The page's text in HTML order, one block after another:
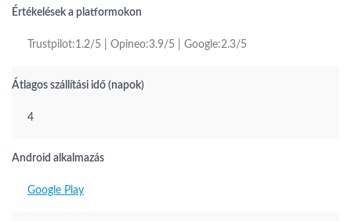
Értékelések a platformokon
Trustpilot:1.2/5 | Opineo:3.9/5 | Google:2.3/5
Átlagos szállítási idő (napok)
4
Android alkalmazás
Google Play